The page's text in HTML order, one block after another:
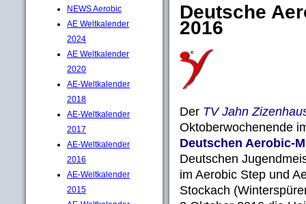
NEWS Aerobic
AE Weltkalender
2024
AE Weltkalender
2020
AE-Weltkalender
2018
AE-Weltkalender
2017
AE-Weltkalender
2016
AE-Weltkalender
2015
Deutsche
2016
Der TV Jahn
Oktoberwochenende
Deutschen Aerobic-
Deutschen
im Aerobic Step und
Stockach